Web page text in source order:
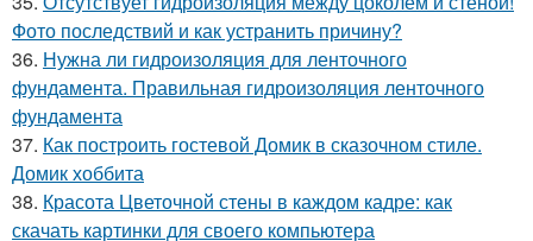
Фото последствий и как устранить причину?
36. Нужна ли гидроизоляция для ленточного
фундамента. Правильная гидроизоляция ленточного
фундамента
37. Как построить гостевой Домик в сказочном стиле.
Домик хоббита
38. Красота Цветочной стены в каждом кадре: как
скачать картинки для своего компьютера